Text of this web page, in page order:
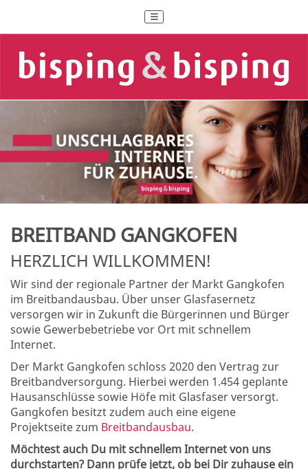
BREITBAND GANGKOFEN
HERZLICH WILLKOMMEN!
Wir sind der regionale Partner der Markt Gangkofen
im Breitbandausbau. Über unser Glasfasernetz
versorgen wir in Zukunft die Bürgerinnen und Bürger
sowie Gewerbebetriebe vor Ort mit schnellem
Internet.
Der Markt Gangkofen schloss 2020 den Vertrag zur
Breitbandversorgung. Hierbei werden 1.454 geplante
Hausanschlüsse sowie Höfe mit Glasfaser versorgt.
Gangkofen besitzt zudem auch eine eigene
Projektseite zum Breitbandausbau.
Möchtest auch Du mit schnellem Internet von uns
durchstarten? Dann prüfe jetzt, ob bei Dir zuhause ein